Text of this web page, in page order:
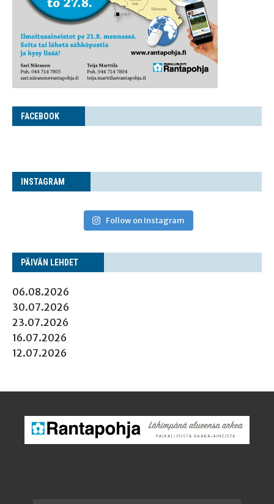
FACE­BOOK
INS­TA­GRAM
Follow on Instagram
PÄI­VÄN LEHDET
06.08.2026
30.07.2026
23.07.2026
16.07.2026
12.07.2026